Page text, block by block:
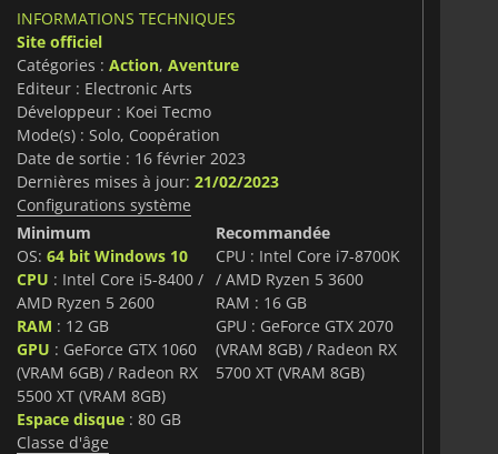
de chasse.
DYNASTY WARRIORS,WILD HEARTS
fantastique. Bonne chance et bonne chasse !
INFORMATIONS TECHNIQUES
Site officiel
Catégories : Action, Aventure
Editeur : Electronic Arts
Développeur : Koei Tecmo
Mode(s) : Solo, Coopération
Date de sortie : 16 février 2023
Dernières mises à jour: 21/02/2023
Configurations système
Minimum
OS: 64 bit Windows 10
CPU : Intel Core i5-8400 /
AMD Ryzen 5 2600
RAM : 12 GB
GPU : GeForce GTX 1060
(VRAM 6GB) / Radeon RX
5500 XT (VRAM 8GB)
Espace disque: 80 GB
Recommandée
CPU : Intel Core i7-8700K
/ AMD Ryzen 5 3600
RAM : 16 GB
GPU : GeForce GTX 2070
(VRAM 8GB) / Radeon RX
5700 XT (VRAM 8GB)
Classe d'âge